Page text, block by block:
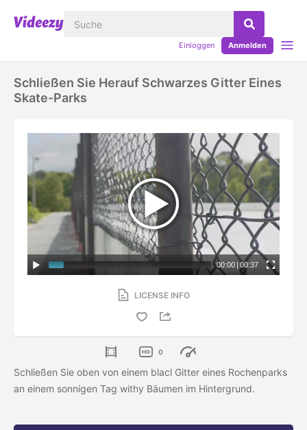
Einloggen Anmelden
Schließen Sie Herauf Schwarzes Gitter Eines
Skate-Parks
00:00 | 00:37
LICENSE INFO
0
Schließen Sie oben von einem blacl Gitter eines Rochenparks
an einem sonnigen Tag withy Bäumen im Hintergrund.